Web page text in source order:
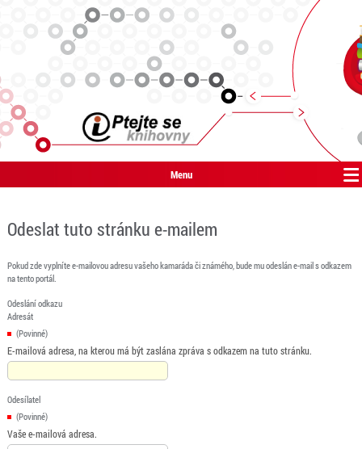
Menu
Odeslat tuto stránku e-mailem
Pokud zde vyplníte e-mailovou adresu vašeho kamaráda či známého, bude mu odeslán e-mail s odkazem
na tento portál.
Odeslání odkazu
Adresát
(Povinné)
E-mailová adresa, na kterou má být zaslána zpráva s odkazem na tuto stránku.
Odesílatel
(Povinné)
Vaše e-mailová adresa.